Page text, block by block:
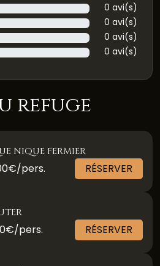
0 avi(s)
0 avi(s)
0 avi(s)
0 avi(s)
refuge
NIQUE FERMIER
pers. RÉSERVER
pers. RÉSERVER